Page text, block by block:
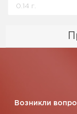
0.14 г.
Возникли